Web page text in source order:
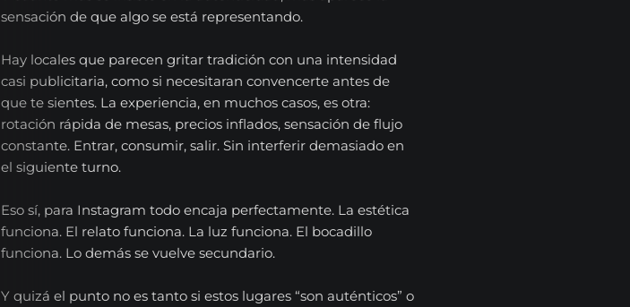
EL
RADIOSHOW
Noticias
sensación de que algo se está representando.
Hay locales que parecen gritar tradición con una intensidad
casi publicitaria, como si necesitaran convencerte antes de
que te sientes. La experiencia, en muchos casos, es otra:
rotación rápida de mesas, precios inflados, sensación de flujo
constante. Entrar, consumir, salir. Sin interferir demasiado en
el siguiente turno.
Eso sí, para Instagram todo encaja perfectamente. La estética
funciona. El relato funciona. La luz funciona. El bocadillo
funciona. Lo demás se vuelve secundario.
Y quizá el punto no es tanto si estos lugares “son auténticos” o